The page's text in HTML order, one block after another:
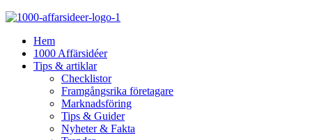
Hem
1000 Affärsidéer
Tips & artiklar
Checklistor
Framgångsrika företagare
Marknadsföring
Tips & Guider
Nyheter & Fakta